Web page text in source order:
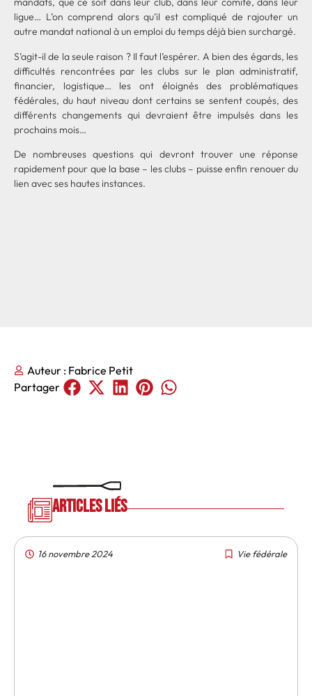
ligue… L’on comprend alors qu’il est compliqué de rajouter un
autre mandat national à un emploi du temps déjà bien surchargé.
S’agit-il de la seule raison ? Il faut l’espérer. A bien des égards, les
difficultés rencontrées par les clubs sur le plan administratif,
financier, logistique… les ont éloignés des problématiques
fédérales, du haut niveau dont certains se sentent coupés, des
différents changements qui devraient être impulsés dans les
prochains mois…
De nombreuses questions qui devront trouver une réponse
rapidement pour que la base – les clubs – puisse enfin renouer du
lien avec ses hautes instances.
Partager
Auteur : Fabrice Petit
Articles liés
16 novembre 2024 Vie fédérale